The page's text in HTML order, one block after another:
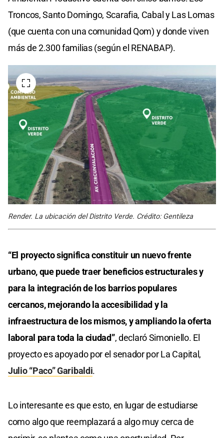
Troncos, Santo Domingo, Scarafia, Cabal y Las Lomas
(que cuenta con una comunidad Qom) y donde viven
más de 2.300 familias (según el RENABAP).
Render. La ubicación del Distrito Verde. Crédito: Gentileza
“El proyecto significa constituir un nuevo frente
urbano, que puede traer beneficios estructurales y
para la integración de los barrios populares
cercanos, mejorando la accesibilidad y la
infraestructura de los mismos, y ampliando la oferta
laboral para toda la ciudad”, declaró Simoniello. El
proyecto es apoyado por el senador por La Capital,
Julio “Paco” Garibaldi.
Lo interesante es que esto, en lugar de estudiarse
como algo que reemplazará a algo muy cerca de